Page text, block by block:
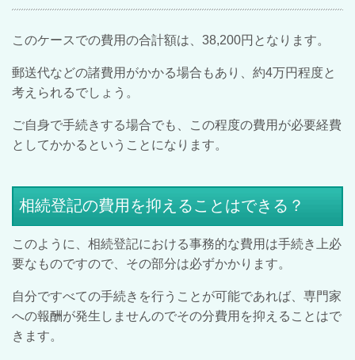
このケースでの費用の合計額は、38,200円となります。
郵送代などの諸費用がかかる場合もあり、約4万円程度と
考えられるでしょう。
ご自身で手続きする場合でも、この程度の費用が必要経費
としてかかるということになります。
相続登記の費用を抑えることはできる？
このように、相続登記における事務的な費用は手続き上必
要なものですので、その部分は必ずかかります。
自分ですべての手続きを行うことが可能であれば、専門家
への報酬が発生しませんのでその分費用を抑えることはで
きます。